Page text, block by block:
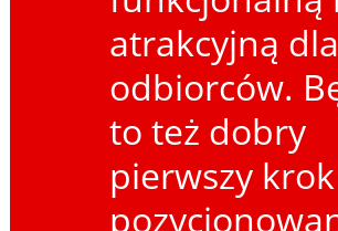
atrakcyjną dla
odbiorców.
to też dobry
pierwszy